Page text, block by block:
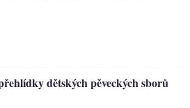
dětských pěveckých sborů